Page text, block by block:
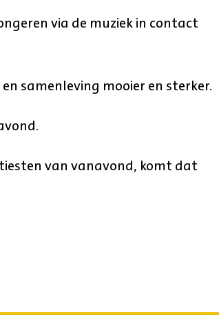
via de muziek in contact
samenleving mooier en sterker.
van vanavond, komt dat